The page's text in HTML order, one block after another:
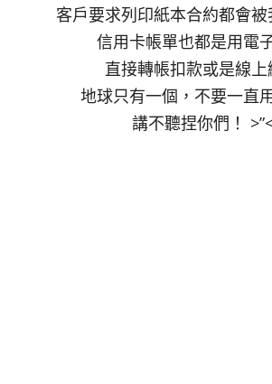
客戶要求列印紙本合約都會
信用卡帳單也都是用電
直接轉帳扣款或是線上
地球只有一個，不要一直
講不聽捏你們！